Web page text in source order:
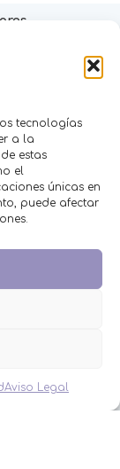
tecnologías
a la
estas
el
únicas en
puede afectar
Aviso Legal